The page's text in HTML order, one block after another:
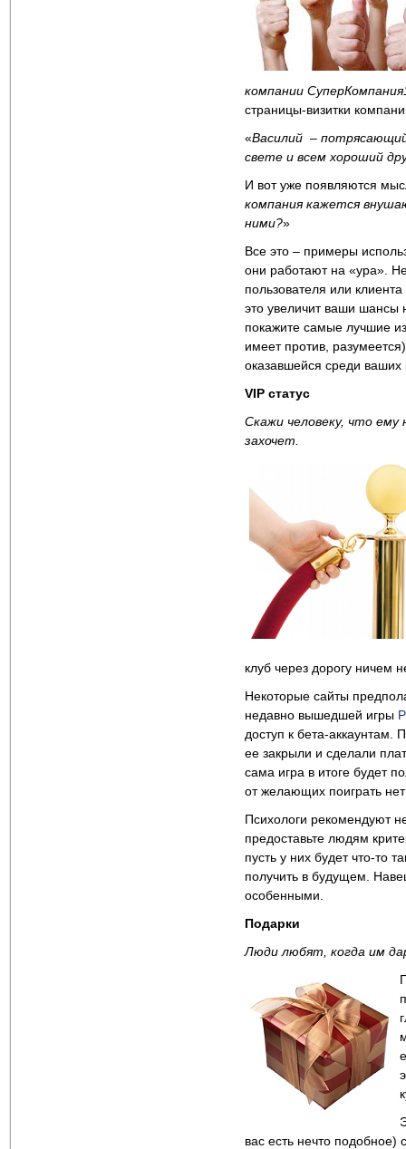
компании
страницы-визитки
«Василий –
свете и всем хороший
И вот уже появляются
компания кажется
ними?»
Все это – примеры
они работают на «ура».
пользователя или
это увеличит ваши шансы
покажите самые лучшие
имеет против,
оказавшейся среди
VIP статус
Скажи человеку, что ему
захочет.
клуб через дорогу ничем
Некоторые сайты
недавно вышедшей игры
доступ к бета-
ее закрыли и сделали
сама игра в итоге будет
от желающих поиграть
Психологи рекомендуют
предоставьте людям
пусть у них будет что-то
получить в будущем.
особенными.
Подарки
Люди любят, когда им
вас есть нечто подобное)